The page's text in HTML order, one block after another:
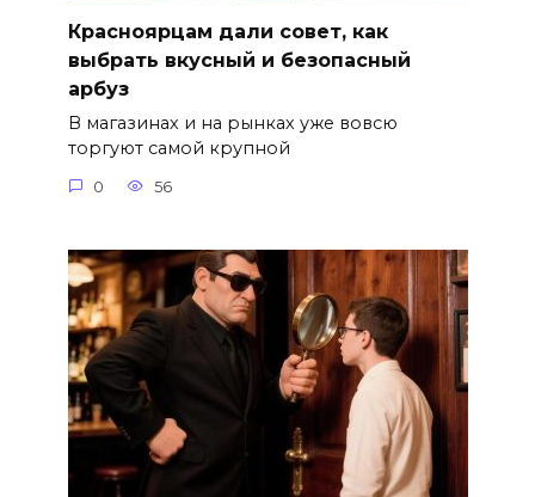
Красноярцам дали совет, как
выбрать вкусный и безопасный
арбуз
В магазинах и на рынках уже вовсю
торгуют самой крупной
0 56